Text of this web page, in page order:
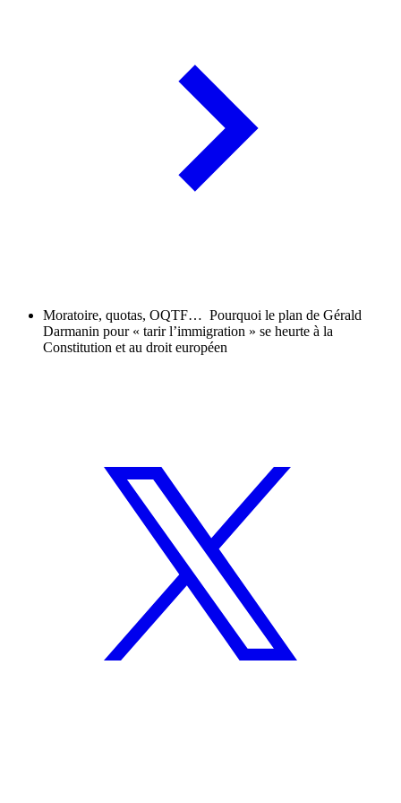
Moratoire, quotas, OQTF… Pourquoi le plan de Gérald
Darmanin pour « tarir l’immigration » se heurte à la
Constitution et au droit européen